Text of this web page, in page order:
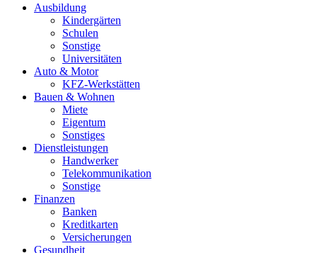
Ausbildung
Kindergärten
Schulen
Sonstige
Universitäten
Auto & Motor
KFZ-Werkstätten
Bauen & Wohnen
Miete
Eigentum
Sonstiges
Dienstleistungen
Handwerker
Telekommunikation
Sonstige
Finanzen
Banken
Kreditkarten
Versicherungen
Gesundheit